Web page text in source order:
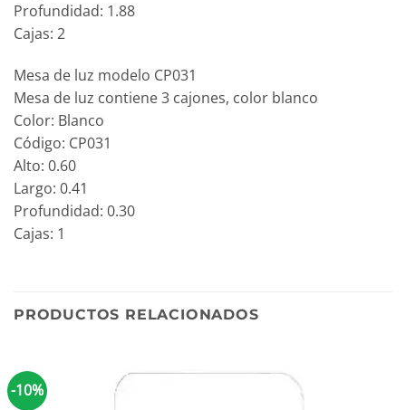
Profundidad: 1.88
Cajas: 2
Mesa de luz modelo CP031
Mesa de luz contiene 3 cajones, color blanco
Color: Blanco
Código: CP031
Alto: 0.60
Largo: 0.41
Profundidad: 0.30
Cajas: 1
PRODUCTOS RELACIONADOS
-10%